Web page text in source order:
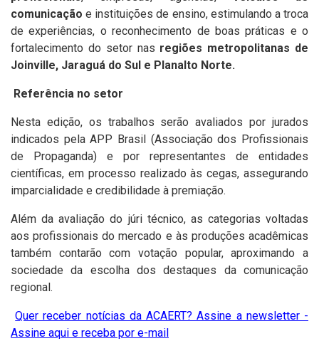
comunicação e instituições de ensino, estimulando a troca
de experiências, o reconhecimento de boas práticas e o
fortalecimento do setor nas regiões metropolitanas de
Joinville, Jaraguá do Sul e Planalto Norte.
Referência no setor
Nesta edição, os trabalhos serão avaliados por jurados
indicados pela APP Brasil (Associação dos Profissionais
de Propaganda) e por representantes de entidades
científicas, em processo realizado às cegas, assegurando
imparcialidade e credibilidade à premiação.
Além da avaliação do júri técnico, as categorias voltadas
aos profissionais do mercado e às produções acadêmicas
também contarão com votação popular, aproximando a
sociedade da escolha dos destaques da comunicação
regional.
Quer receber notícias da ACAERT? Assine a newsletter -
Assine aqui e receba por e-mail